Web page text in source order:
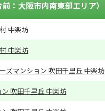
：大阪市内南東部エリア）
中楽坊
中楽坊
ズマンション 吹田千里丘 中楽坊
吹田千里丘 中楽坊